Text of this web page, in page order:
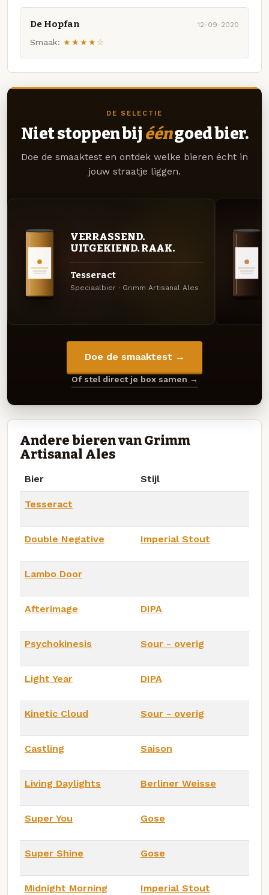
De Hopfan 12-09-2020
Smaak: ★★★★☆
DE SELECTIE
Niet stoppen bij ééngoed bier.
Doe de smaaktest en ontdek welke bieren écht in
jouw straatje liggen.
VERRASSEND.
UITGEKIEND. RAAK.
Tesseract
Speciaalbier · Grimm Artisanal Ales
Doe de smaaktest →
Of stel direct je box samen →
Andere bieren van Grimm
Artisanal Ales
Bier Stijl
Tesseract
Double Negative Imperial Stout
Lambo Door
Afterimage DIPA
Psychokinesis Sour - overig
Light Year DIPA
Kinetic Cloud Sour - overig
Castling Saison
Living Daylights Berliner Weisse
Super You Gose
Super Shine Gose
Midnight Morning Imperial Stout